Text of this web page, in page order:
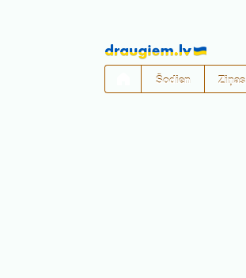
Pāriet
uz
saturu
Šodien Ziņas